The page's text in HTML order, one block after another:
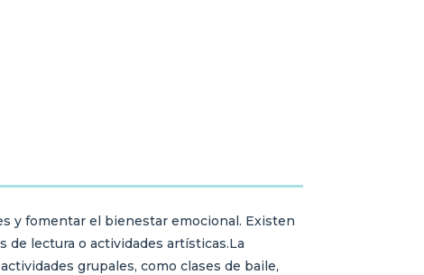
y fomentar el bienestar emocional. Existen
de lectura o actividades artísticas.La
grupales, como clases de baile,